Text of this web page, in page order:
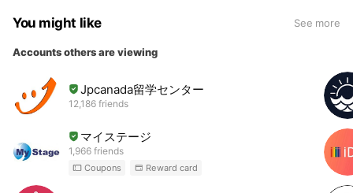
You might like See more
Accounts others are viewing
Jpcanada留学センター
12,186 friends
マイステージ
1,966 friends
Coupons Reward card